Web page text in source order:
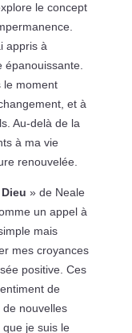
le concept
appris à
le moment
et à
Au-delà de la
à ma vie
renouvelée.
» de Neale
un appel à
mais
mes croyances
positive. Ces
de
de nouvelles
que je suis le